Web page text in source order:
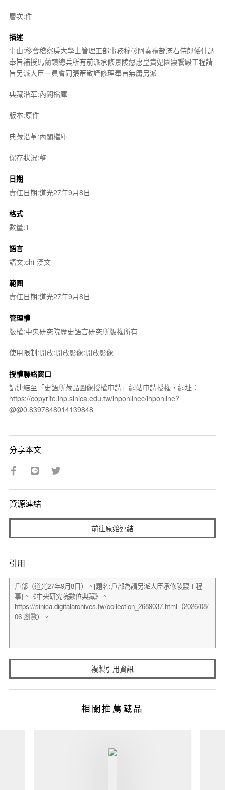
層次:件
描述
事由:移會稽察房大學士管理工部事務穆彰阿奏禮部滿右侍郎倭什訥
奉旨補授馬蘭鎮總兵所有前派承修景陵慤惠皇貴妃園寢饗殿工程請
旨另派大臣一員會同張芾敬謹修理奉旨無庸另派
典藏沿革:內閣檔庫
版本:原件
典藏沿革:內閣檔庫
保存狀況:整
日期
責任日期:道光27年9月8日
格式
數量:1
語言
語文:chi-漢文
範圍
責任日期:道光27年9月8日
管理權
版權:中央研究院歷史語言研究所版權所有
使用限制:開放:開放影像:開放影像
授權聯絡窗口
請連結至「史語所藏品圖像授權申請」網站申請授權，網址：
https://copyrite.ihp.sinica.edu.tw/ihponlinec/ihponline?
@@0.8397848014139848
分享本文
資源連結
前往原始連結
引用
複製引用資訊
相關推薦藏品